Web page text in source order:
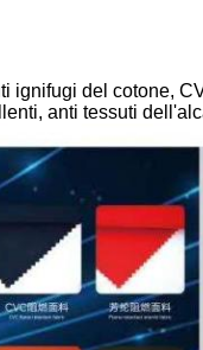
ignifugi del cotone,
anti tessuti